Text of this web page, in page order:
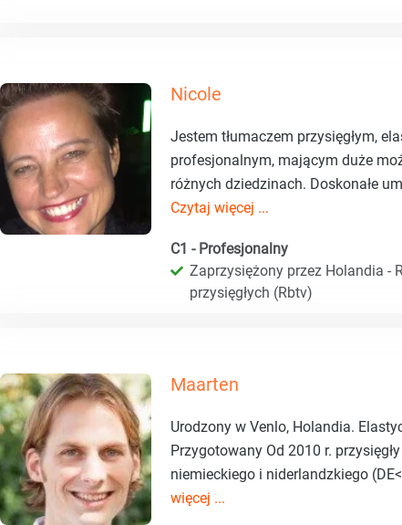
Nicole
Jestem tłumaczem przysięgłym,
profesjonalnym, mającym duże
różnych dziedzinach. Doskonałe
Czytaj więcej ...
C1 - Profesjonalny
Zaprzysiężony przez Holandia -
przysięgłych (Rbtv)
Maarten
Urodzony w Venlo, Holandia.
Przygotowany Od 2010 r.
niemieckiego i niderlandzkiego
więcej ...